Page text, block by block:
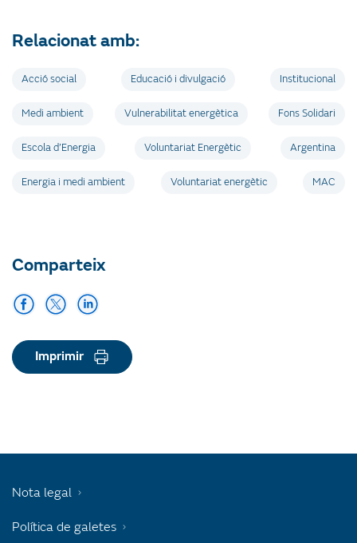
Relacionat amb:
Acció social Educació i divulgació Institucional
Medi ambient Vulnerabilitat energètica Fons Solidari
Escola d’Energia Voluntariat Energètic Argentina
Energia i medi ambient Voluntariat energètic MAC
Comparteix
Imprimir
Nota legal
Política de galetes